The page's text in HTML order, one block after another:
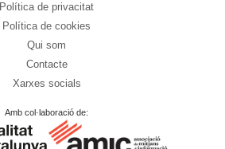
Política de privacitat
Política de cookies
Qui som
Contacte
Xarxes socials
Amb col·laboració de: